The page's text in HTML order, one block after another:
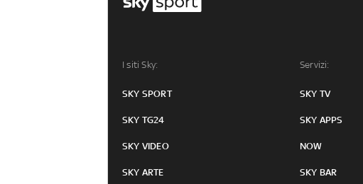
I siti Sky:
SKY SPORT
SKY TG24
SKY VIDEO
SKY ARTE
Servizi:
SKY TV
SKY APPS
NOW
SKY BAR